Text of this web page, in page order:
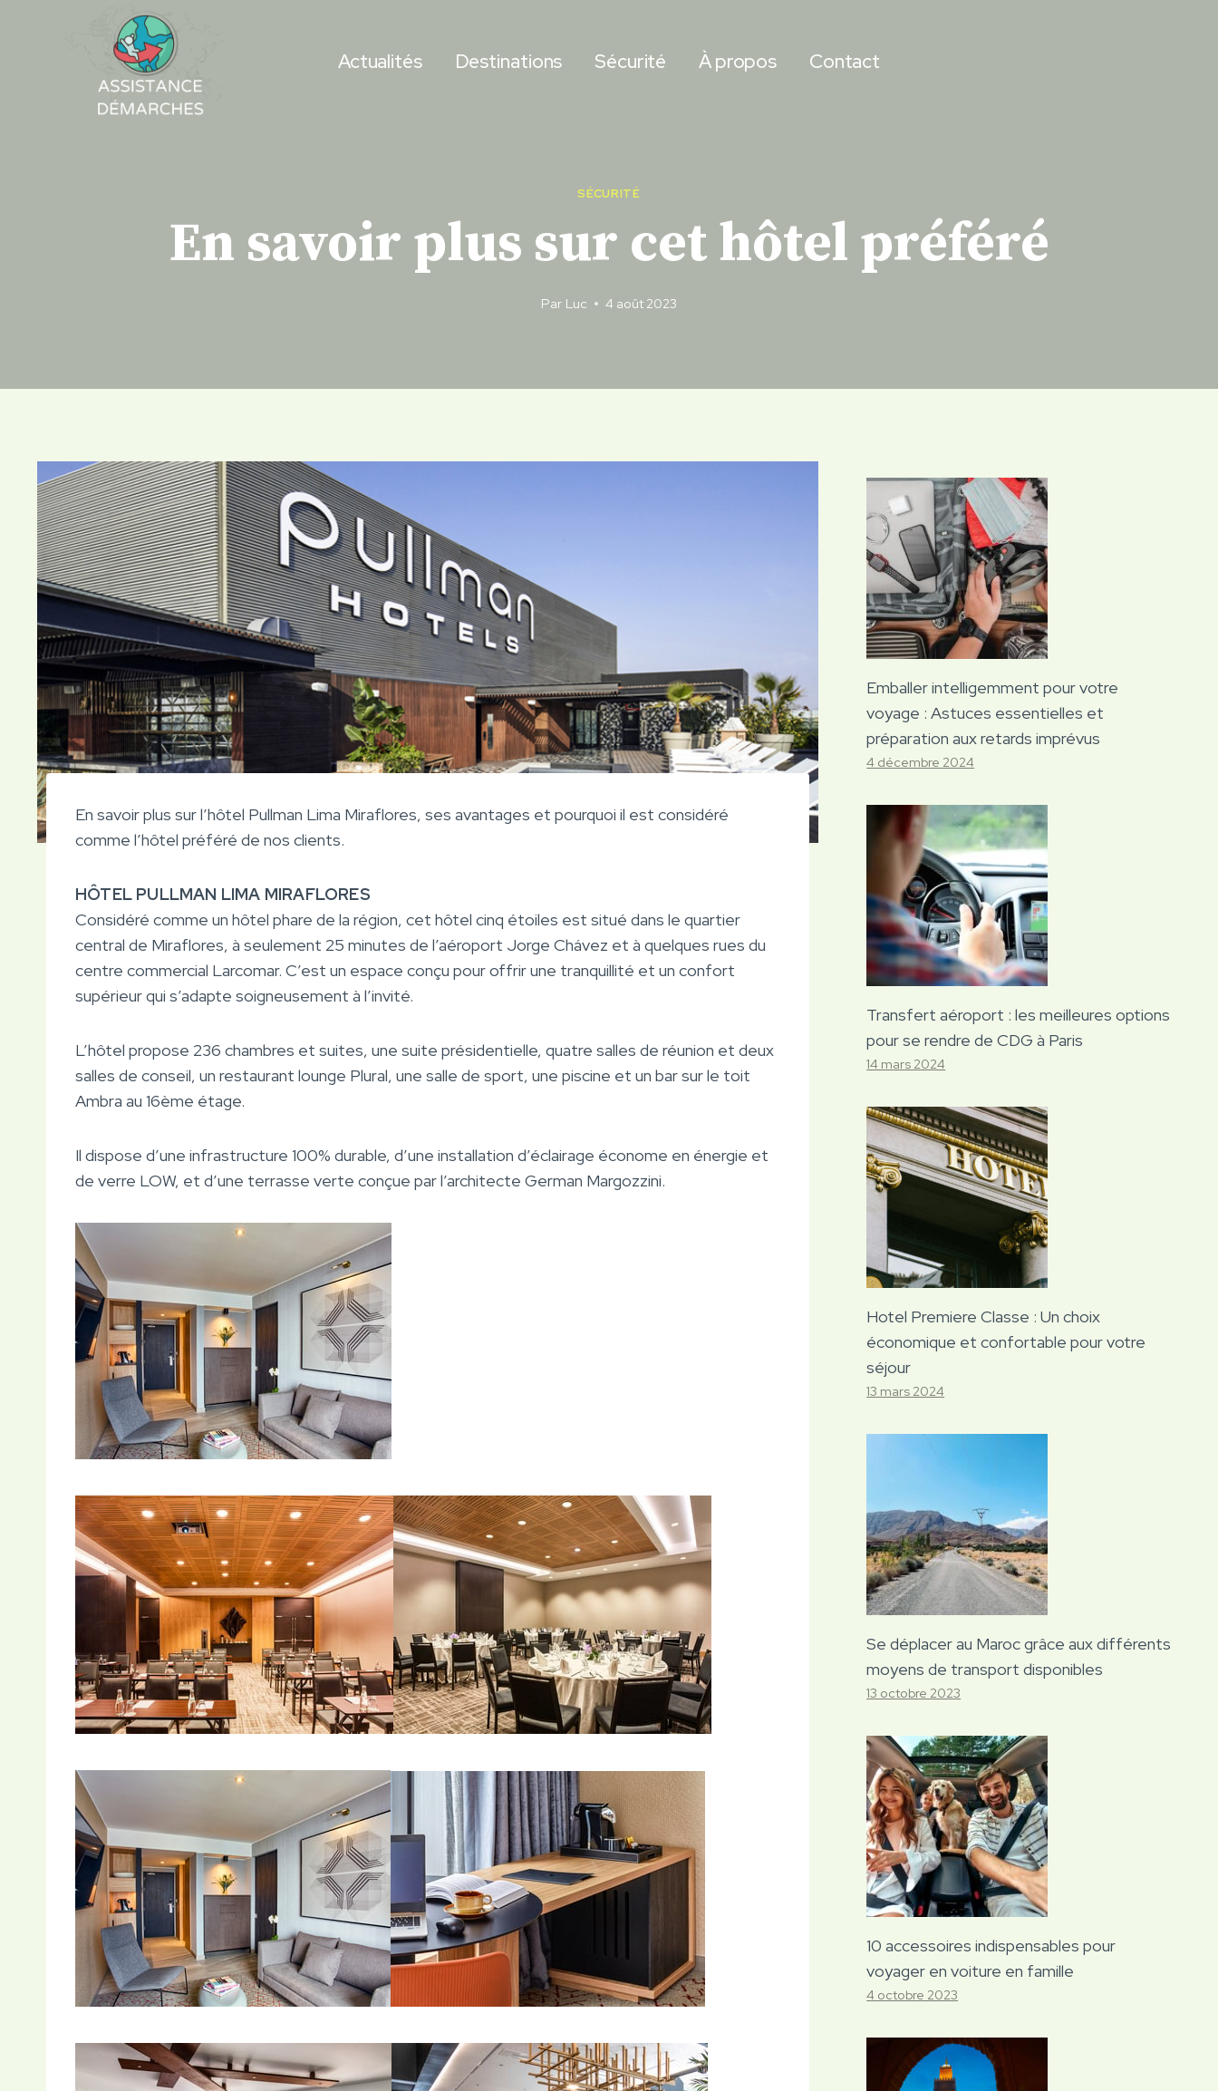
Actualités Destinations Sécurité À propos Contact
SÉCURITÉ
En savoir plus sur cet hôtel préféré
Par Luc 4 août 2023
En savoir plus sur l’hôtel Pullman Lima Miraflores, ses avantages et pourquoi il est considéré
comme l’hôtel préféré de nos clients.
HÔTEL PULLMAN LIMA MIRAFLORES
Considéré comme un hôtel phare de la région, cet hôtel cinq étoiles est situé dans le quartier
central de Miraflores, à seulement 25 minutes de l’aéroport Jorge Chávez et à quelques rues du
centre commercial Larcomar. C’est un espace conçu pour offrir une tranquillité et un confort
supérieur qui s’adapte soigneusement à l’invité.
L’hôtel propose 236 chambres et suites, une suite présidentielle, quatre salles de réunion et deux
salles de conseil, un restaurant lounge Plural, une salle de sport, une piscine et un bar sur le toit
Ambra au 16ème étage.
Il dispose d’une infrastructure 100% durable, d’une installation d’éclairage économe en énergie et
de verre LOW, et d’une terrasse verte conçue par l’architecte German Margozzini.
Emballer intelligemment pour votre
voyage : Astuces essentielles et
préparation aux retards imprévus
4 décembre 2024
Transfert aéroport : les meilleures options
pour se rendre de CDG à Paris
14 mars 2024
Hotel Premiere Classe : Un choix
économique et confortable pour votre
séjour
13 mars 2024
Se déplacer au Maroc grâce aux différents
moyens de transport disponibles
13 octobre 2023
10 accessoires indispensables pour
voyager en voiture en famille
4 octobre 2023